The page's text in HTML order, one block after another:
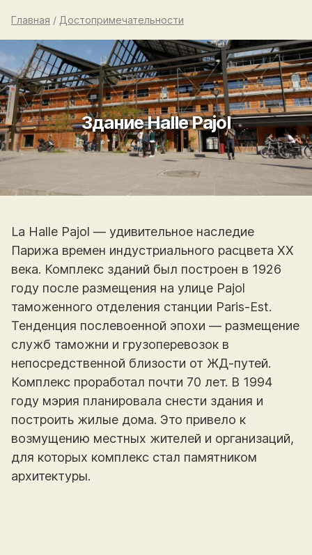
Главная / Достопримечательности
Здание Halle Pajol
La Halle Pajol — удивительное наследие
Парижа времен индустриального расцвета XX
века. Комплекс зданий был построен в 1926
году после размещения на улице Pajol
таможенного отделения станции Paris-Est.
Тенденция послевоенной эпохи — размещение
служб таможни и грузоперевозок в
непосредственной близости от ЖД-путей.
Комплекс проработал почти 70 лет. В 1994
году мэрия планировала снести здания и
построить жилые дома. Это привело к
возмущению местных жителей и организаций,
для которых комплекс стал памятником
архитектуры.